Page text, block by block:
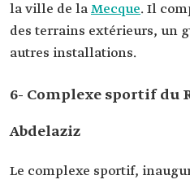
la ville de laMecque. Il
des terrains extérieurs, un
autres installations.
6- Complexe sportif du
Abdelaziz
Le complexe sportif,